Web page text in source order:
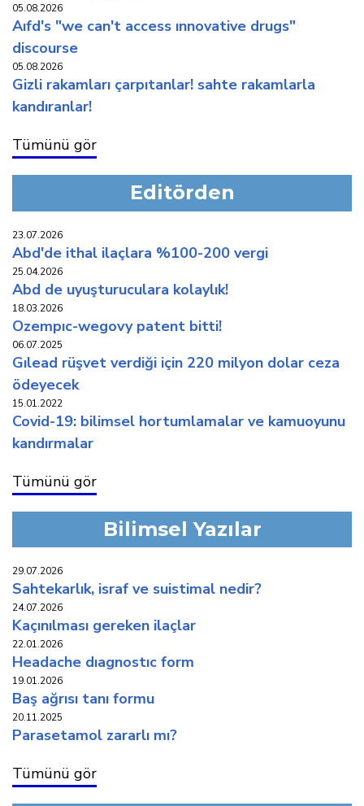
05.08.2026
aifd's "we can't access innovative drugs"
discourse
05.08.2026
gi̇zli̇ rakamlari çarpitanlar! sahte rakamlarla
kandiranlar!
Tümünü gör
Editörden
23.07.2026
abd'de i̇thal i̇laçlara %100-200 vergi̇
25.04.2026
abd de uyuşturuculara kolaylik!
18.03.2026
ozempic-wegovy patent bi̇tti̇!
06.07.2025
gilead rüşvet verdi̇ği̇ i̇çi̇n 220 mi̇lyon dolar ceza
ödeyecek
15.01.2022
covi̇d-19: bi̇li̇msel hortumlamalar ve kamuoyunu
kandirmalar
Tümünü gör
Bilimsel Yazılar
29.07.2026
sahtekarlık, i̇sraf ve suistimal nedir?
24.07.2026
kaçinilmasi gereken i̇laçlar
22.01.2026
headache diagnostic form
19.01.2026
baş ağrisi tani formu
20.11.2025
parasetamol zararli mi?
Tümünü gör